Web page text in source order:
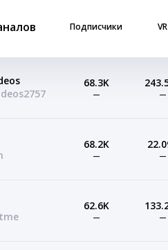
Подписчики VR
68.3K
— —
68.2K
— —
62.6K
— —